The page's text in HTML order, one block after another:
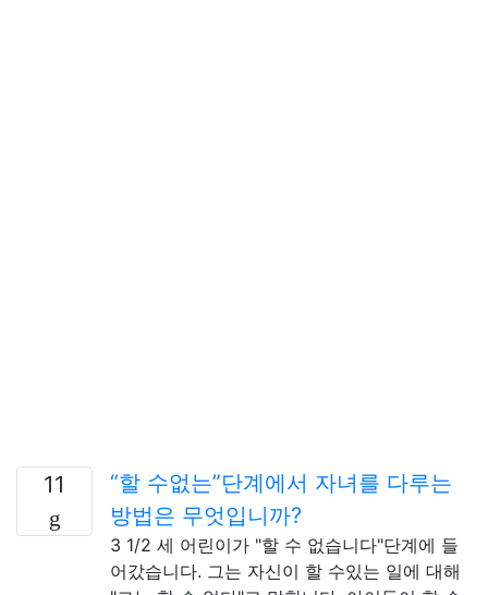
11
“할 수없는”단계에서 자녀를 다루는
방법은 무엇입니까?
3 1/2 세 어린이가 "할 수 없습니다"단계에 들
어갔습니다. 그는 자신이 할 수있는 일에 대해